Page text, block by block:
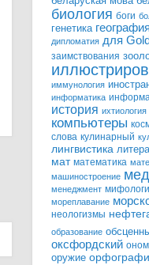
биология боги
генетика география
дипломатия для
заимствования
иммунология
информатика
история ихтиология
компьютеры
слова кулинарный
лингвистика
мат математика
машиностроение
менеджмент
мореплавание
неологизмы
образование
оксфордский
оружие